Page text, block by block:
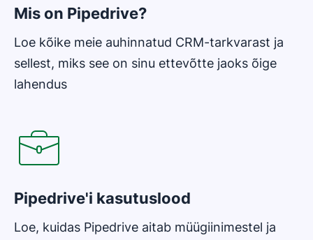
Mis on Pipedrive?
Loe kõike meie auhinnatud CRM-tarkvarast ja
sellest, miks see on sinu ettevõtte jaoks õige
lahendus
Pipedrive'i kasutuslood
Loe, kuidas Pipedrive aitab müügiinimestel ja